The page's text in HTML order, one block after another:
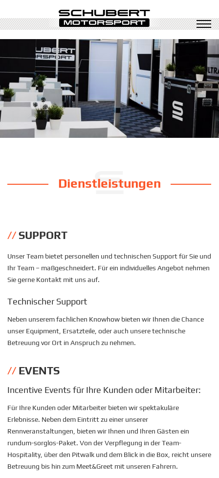
Dienstleistungen
SUPPORT
Unser Team bietet personellen und technischen Support für Sie und
Ihr Team – maßgeschneidert. Für ein individuelles Angebot nehmen
Sie gerne Kontakt mit uns auf.
Technischer Support
Neben unserem fachlichen Knowhow bieten wir Ihnen die Chance
unser Equipment, Ersatzteile, oder auch unsere technische
Betreuung vor Ort in Anspruch zu nehmen.
EVENTS
Incentive Events für Ihre Kunden oder Mitarbeiter:
Für Ihre Kunden oder Mitarbeiter bieten wir spektakuläre
Erlebnisse. Neben dem Eintritt zu einer unserer
Rennveranstaltungen, bieten wir Ihnen und Ihren Gästen ein
rundum-sorglos-Paket. Von der Verpflegung in der Team-
Hospitality, über den Pitwalk und dem Blick in die Box, reicht unsere
Betreuung bis hin zum Meet&Greet mit unseren Fahrern.